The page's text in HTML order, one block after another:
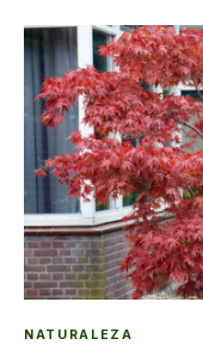
NATURALEZA